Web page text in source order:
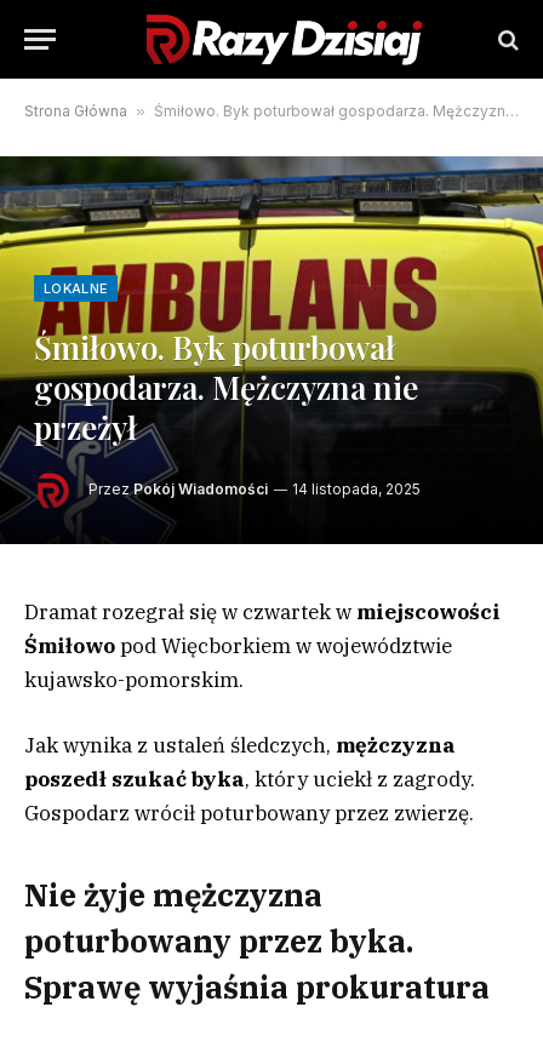
Strona Główna » Śmiłowo. Byk poturbował gospodarza. Mężczyzna nie przeżył
LOKALNE
Śmiłowo. Byk poturbował
gospodarza. Mężczyzna nie
przeżył
Przez Pokój Wiadomości 14 listopada, 2025
Dramat rozegrał się w czwartek w miejscowości
Śmiłowopod Więcborkiem w województwie
kujawsko-pomorskim.
Jak wynika z ustaleń śledczych, mężczyzna
poszedł szukać byka, który uciekł z zagrody.
Gospodarz wrócił poturbowany przez zwierzę.
Nie żyje mężczyzna
poturbowany przez byka.
Sprawę wyjaśnia prokuratura